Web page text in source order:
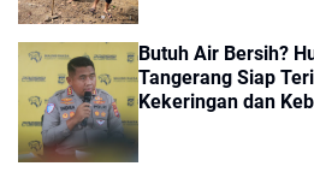
Butuh Air Bersih?
Tangerang Siap
Kekeringan dan